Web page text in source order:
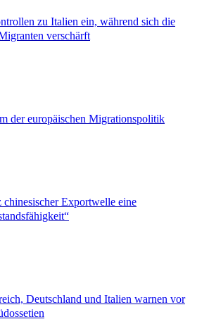
zu Italien ein, während sich die
verschärft
der europäischen Migrationspolitik
Exportwelle eine
Deutschland und Italien warnen vor